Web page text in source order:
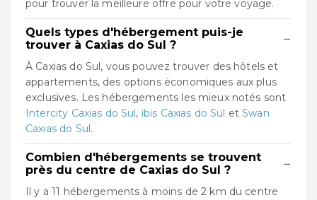
pour trouver la meilleure offre pour votre voyage.
Quels types d'hébergement puis-je
trouver à Caxias do Sul ?
−
À Caxias do Sul, vous pouvez trouver des hôtels et
appartements, des options économiques aux plus
exclusives. Les hébergements les mieux notés sont
Intercity Caxias do Sul, ibis Caxias do Sul etSwan
Caxias do Sul.
Combien d'hébergements se trouvent
près du centre de Caxias do Sul ?
−
Il y a 11 hébergements à moins de 2 km du centre